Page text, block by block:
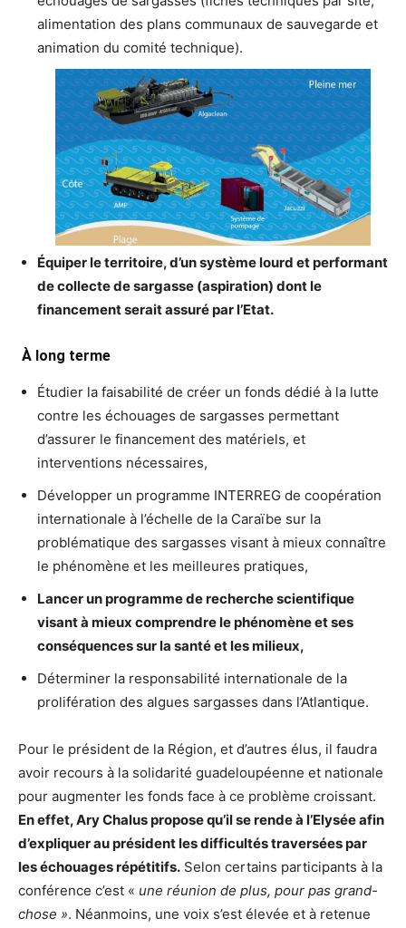
alimentation des plans communaux de sauvegarde et
animation du comité technique).
Équiper le territoire, d’un système lourd et performant
de collecte de sargasse (aspiration) dont le
financement serait assuré par l’Etat.
À long terme
Étudier la faisabilité de créer un fonds dédié à la lutte
contre les échouages de sargasses permettant
d’assurer le financement des matériels, et
interventions nécessaires,
Développer un programme INTERREG de coopération
internationale à l’échelle de la Caraïbe sur la
problématique des sargasses visant à mieux connaître
le phénomène et les meilleures pratiques,
Lancer un programme de recherche scientifique
visant à mieux comprendre le phénomène et ses
conséquences sur la santé et les milieux,
Déterminer la responsabilité internationale de la
prolifération des algues sargasses dans l’Atlantique.
Pour le président de la Région, et d’autres élus, il faudra
avoir recours à la solidarité guadeloupéenne et nationale
pour augmenter les fonds face à ce problème croissant.
En effet, Ary Chalus propose qu’il se rende à l’Elysée afin
d’expliquer au président les difficultés traversées par
les échouages répétitifs. Selon certains participants à la
conférence c’est « une réunion de plus, pour pas grand-
chose ». Néanmoins, une voix s’est élevée et à retenue